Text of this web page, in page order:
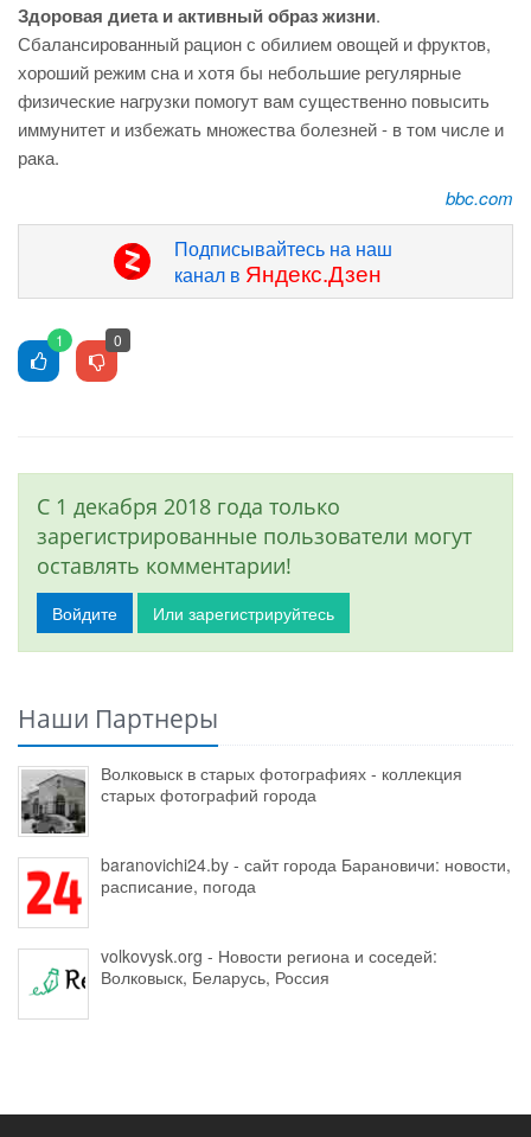
Здоровая диета и активный образ жизни.
Сбалансированный рацион с обилием овощей и фруктов,
хороший режим сна и хотя бы небольшие регулярные
физические нагрузки помогут вам существенно повысить
иммунитет и избежать множества болезней - в том числе и
рака.
bbc.com
Подписывайтесь на наш
канал в Яндекс.Дзен
1 0
С 1 декабря 2018 года только
зарегистрированные пользователи могут
оставлять комментарии!
Войдите Или зарегистрируйтесь
Наши Партнеры
Волковыск в старых фотографиях - коллекция
старых фотографий города
baranovichi24.by - сайт города Барановичи: новости,
расписание, погода
volkovysk.org - Новости региона и соседей:
Волковыск, Беларусь, Россия